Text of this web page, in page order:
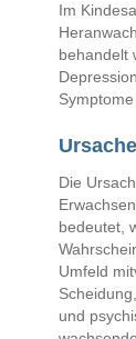
Im
behandelt
Die
bedeutet,
Umfeld
und